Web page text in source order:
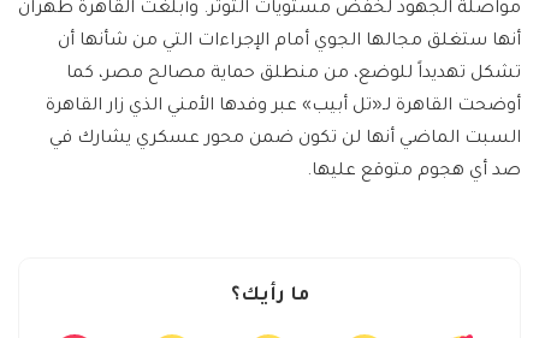
مواصلة الجهود لخفض مستويات التوتر. وأبلغت القاهرة طهران
أنها ستغلق مجالها الجوي أمام الإجراءات التي من شأنها أن
تشكل تهديداً للوضع، من منطلق حماية مصالح مصر، كما
أوضحت القاهرة لـ«تل أبيب» عبر وفدها الأمني الذي زار القاهرة
السبت الماضي أنها لن تكون ضمن محور عسكري يشارك في
صد أي هجوم متوقع عليها.
ما رأيك؟